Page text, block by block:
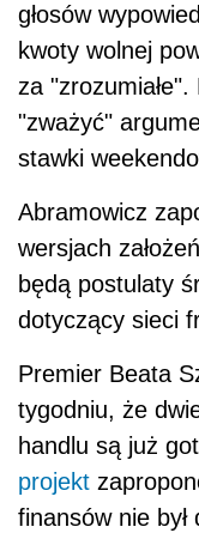
głosów
kwoty wolnej
za
"zważyć"
stawki
Abramowicz
wersjach
będą postulaty
dotyczący sieci
Premier Beata
tygodniu, że
handlu są już
projekt
finansów nie